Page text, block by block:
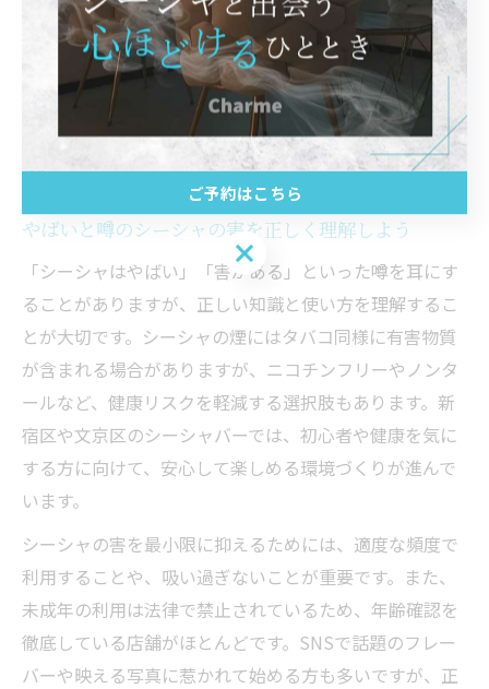
例えば、「シーシャは体に害があるの？」と不安な方
は、まずは短時間・少量で体験し、自分の体調や好みに
合うかを確かめてみるのが良いでしょう。正しい知識を
持つことで、安心してシーシャを楽しむことができま
す。
やばいと噂のシーシャの害を正しく理解しよう
「シーシャはやばい」「害がある」といった噂を耳にす
ることがありますが、正しい知識と使い方を理解するこ
とが大切です。シーシャの煙にはタバコ同様に有害物質
が含まれる場合がありますが、ニコチンフリーやノンタ
ールなど、健康リスクを軽減する選択肢もあります。新
宿区や文京区のシーシャバーでは、初心者や健康を気に
する方に向けて、安心して楽しめる環境づくりが進んで
います。
シーシャの害を最小限に抑えるためには、適度な頻度で
利用することや、吸い過ぎないことが重要です。また、
未成年の利用は法律で禁止されているため、年齢確認を
徹底している店舗がほとんどです。SNSで話題のフレー
バーや映える写真に惹かれて始める方も多いですが、正
ご予約はこちら
ご予約はこちら